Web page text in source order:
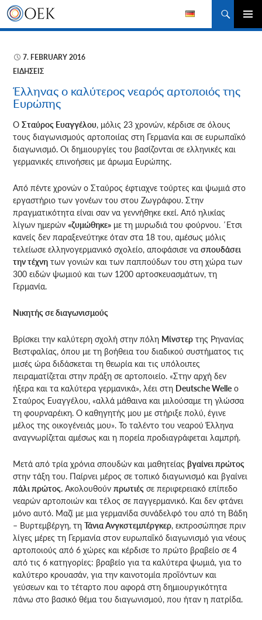
Αναζήτηση
ΚΎΡΙΟ
ΜΕΤΆΒΑΣΗ
7. FEBRUARY 2016
ΕΙΔΉΣΕΙΣ
Έλληνας ο καλύτερος νεαρός αρτοποιός της
Ευρώπης
OΣταύρος Ευαγγέλου, μόλις 23 χρονών, κέρδισε σε όλους
τους διαγωνισμούς αρτοποιίας στη Γερμανία και σε ευρωπαϊκό
διαγωνισμό. Οι δημιουργίες του βασίζονται σε ελληνικές και
γερμανικές επινοήσεις με άρωμα Ευρώπης.
Από πέντε χρονών ο Σταύρος έφτιαχνε τούρτες και ψωμιά στο
εργαστήριο των γονέων του στου Ζωγράφου. Στην
πραγματικότητα είναι σαν να γεννήθηκε εκεί. Από ηλικίας
λίγων ημερών«ζυμώθηκε» με τη μυρωδιά του φούρνου. ΄Ετσι
κανείς δεν παραξενεύτηκε όταν στα 18 του, αμέσως μόλις
τελείωσε ελληνογερμανικό σχολείο, αποφάσισε νασπουδάσει
την τέχνη των γονιών και των παππούδων του στη χώρα των
300 ειδών ψωμιού και των 1200 αρτοσκευασμάτων, τη
Γερμανία.
Νικητής σε διαγωνισμούς
Βρίσκει την καλύτερη σχολή στην πόλη Μίνστερ της Ρηνανίας
Βεστφαλίας, όπου με τη βοήθεια του διαδικού συστήματος τις
μισές ώρα διδάσκεται τη θεωρία και τις υπόλοιπες
πειραματίζεται στην πράξη σε αρτοποιείο. «Στην αρχή δεν
ήξερα και τα καλύτερα γερμανικά», λέει στη Deutsche Welle ο
Σταύρος Ευαγγέλου, «αλλά μάθαινα και μιλούσαμε τη γλώσσα
τη φουρναρέικη. Ο καθηγητής μου με στήριξε πολύ, έγινε
μέλος της οικογένειάς μου». Το ταλέντο του νεαρού Έλληνα
αναγνωρίζεται αμέσως και η πορεία προδιαγράφεται λαμπρή.
Μετά από τρία χρόνια σπουδών και μαθητείαςβγαίνει πρώτος
στην τάξη του. Παίρνει μέρος σε τοπικό διαγωνισμό και βγαίνει
πάλι πρώτος. Ακολουθούνπρωτιές σε περιφερειακό επίπεδο
νεαρών αρτοποιών και τέλος σε παγγερμανικό. Και δεν φτάνει
μόνο αυτό. Μαζί με μια γερμανίδα συνάδελφό του από τη Βάδη
– Βυρτεμβέργη, τηΤάνια Ανγκστεμπέργκερ, εκπροσώπησε πριν
λίγες μέρες τη Γερμανία στον ευρωπαϊκό διαγωνισμό για νέους
αρτοποιούς από 6 χώρες και κέρδισε το πρώτο βραβείο σε 4
από τις 6 κατηγορίες: βραβείο για τα καλύτερα ψωμιά, για το
καλύτερο κρουασάν, για την καινοτομία προϊόντων και
γεύσεων και το τέταρτο που αφορά στη δημιουργικότητα
πάνω στο βασικό θέμα του διαγωνισμού, που ήταν η πατρίδα.